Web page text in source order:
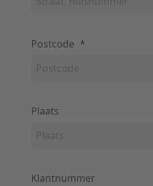
Postcode *
Plaats
Klantnummer